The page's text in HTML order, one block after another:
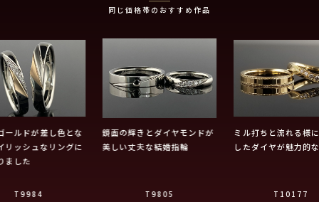
同じ価格帯のおすすめ作品
ールドが差し色とな
リッシュなリングに
ました
T9984
鏡面の輝きとダイヤモンドが
美しい丈夫な結婚指輪
T9805
ミル打ちと流れる様
したダイヤが魅力的
T10177